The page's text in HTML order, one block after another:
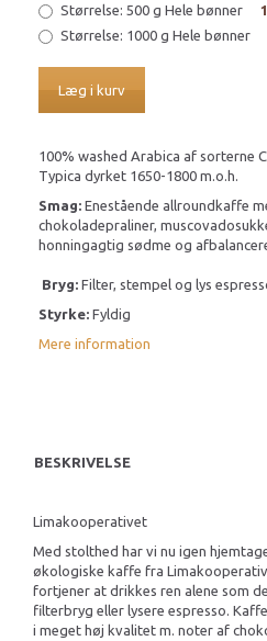
Størrelse: 500 g Hele bønner
Størrelse: 1000 g Hele bønner
Læg i kurv
100% washed Arabica af sorterne
Typica dyrket 1650-1800 m.o.h.
Smag: Enestående allroundkaffe
chokoladepraliner,
honningagtig sødme og
Bryg: Filter, stempel og lys
Styrke: Fyldig
Mere information
BESKRIVELSE
Limakooperativet
Med stolthed har vi nu igen
økologiske kaffe fra
fortjener at drikkes ren alene som
filterbryg eller lysere espresso.
i meget høj kvalitet m. noter af